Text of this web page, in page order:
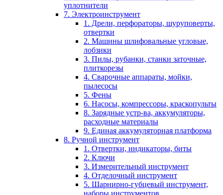
уплотнители
7. Электроинструмент
1. Дрели, перфораторы, шуруповерты,
отвертки
2. Машины шлифовальные угловые,
лобзики
3. Пилы, рубанки, станки заточные,
плиткорезы
4. Сварочные аппараты, мойки,
пылесосы
5. Фены
6. Насосы, компрессоры, краскопульты
8. Зарядные устр-ва, аккумуляторы,
расходные материалы
9. Единая аккумуляторная платформа
8. Ручной инструмент
1. Отвертки, индикаторы, биты
2. Ключи
3. Измерительный инструмент
4. Отделочный инструмент
5. Шарнирно-губцевый инструмент,
наборы инструментов